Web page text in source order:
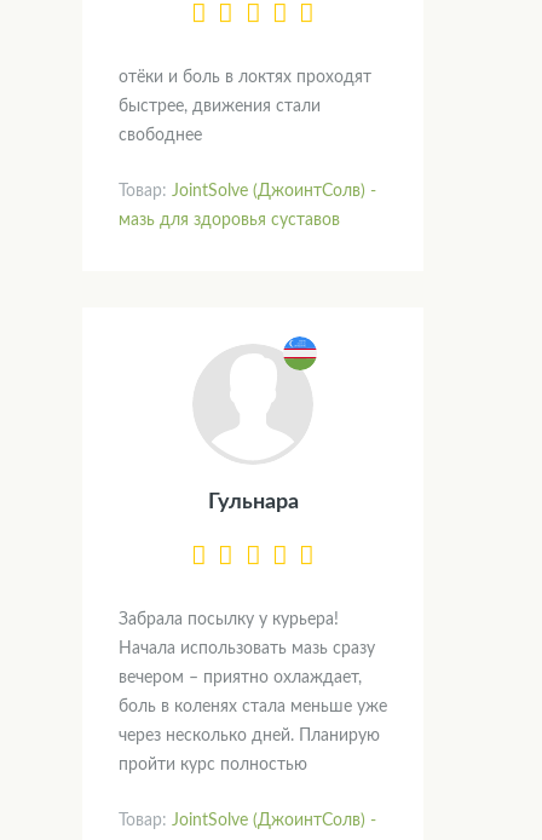
отёки и боль в локтях проходят
быстрее, движения стали
свободнее
Товар: JointSolve (ДжоинтСолв) -
мазь для здоровья суставов
Гульнара
Забрала посылку у курьера!
Начала использовать мазь сразу
вечером – приятно охлаждает,
боль в коленях стала меньше уже
через несколько дней. Планирую
пройти курс полностью
Товар: JointSolve (ДжоинтСолв) -